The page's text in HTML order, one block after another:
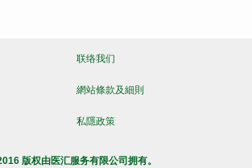
联络我们
網站條款及細則
私隱政策
版权由医汇服务有限公司拥有。